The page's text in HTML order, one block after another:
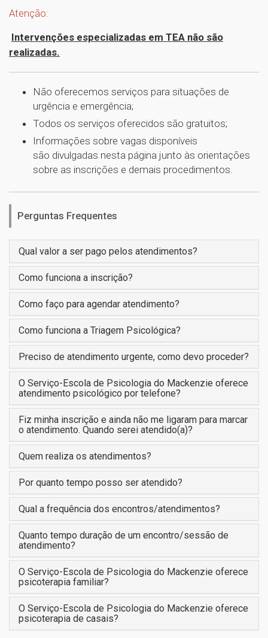
Atenção:
Intervenções especializadas em TEA não são
realizadas.
Não oferecemos serviços para situações de
urgência e emergência;
Todos os serviços oferecidos são gratuitos;
Informações sobre vagas disponíveis
são divulgadas nesta página junto às orientações
sobre as inscrições e demais procedimentos.
Perguntas Frequentes
Qual valor a ser pago pelos atendimentos?
Como funciona a inscrição?
Como faço para agendar atendimento?
Como funciona a Triagem Psicológica?
Preciso de atendimento urgente, como devo proceder?
O Serviço-Escola de Psicologia do Mackenzie oferece
atendimento psicológico por telefone?
Fiz minha inscrição e ainda não me ligaram para marcar
o atendimento. Quando serei atendido(a)?
Quem realiza os atendimentos?
Por quanto tempo posso ser atendido?
Qual a frequência dos encontros/atendimentos?
Quanto tempo duração de um encontro/sessão de
atendimento?
O Serviço-Escola de Psicologia do Mackenzie oferece
psicoterapia familiar?
O Serviço-Escola de Psicologia do Mackenzie oferece
psicoterapia de casais?